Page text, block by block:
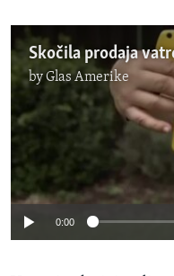
Skočila prodaja
byGlas Amerike
No media
0:00